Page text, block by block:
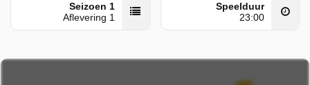
Seizoen 1
Aflevering 1
Speelduur
23:00